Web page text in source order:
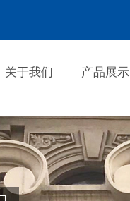
关于我们 产品展示